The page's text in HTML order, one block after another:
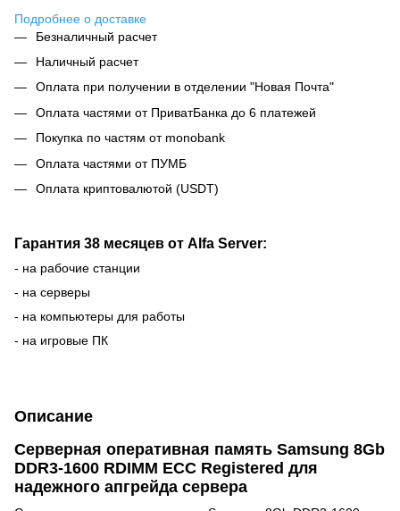
Подробнее о доставке
Безналичный расчет
Наличный расчет
Оплата при получении в отделении "Новая Почта"
Оплата частями от ПриватБанка до 6 платежей
Покупка по частям от monobank
Оплата частями от ПУМБ
Оплата криптовалютой (USDT)
Гарантия 38 месяцев от Alfa Server:
- на рабочие станции
- на серверы
- на компьютеры для работы
- на игровые ПК
Описание
Серверная оперативная память Samsung 8Gb
DDR3-1600 RDIMM ECC Registered для
надежного апгрейда сервера